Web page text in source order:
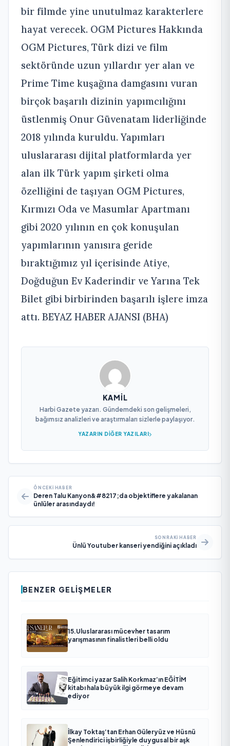
bir filmde yine unutulmaz karakterlere
hayat verecek. OGM Pictures Hakkında
OGM Pictures, Türk dizi ve film
sektöründe uzun yıllardır yer alan ve
Prime Time kuşağına damgasını vuran
birçok başarılı dizinin yapımcılığını
üstlenmiş Onur Güvenatam liderliğinde
2018 yılında kuruldu. Yapımları
uluslararası dijital platformlarda yer
alan ilk Türk yapım şirketi olma
özelliğini de taşıyan OGM Pictures,
Kırmızı Oda ve Masumlar Apartmanı
gibi 2020 yılının en çok konuşulan
yapımlarının yanısıra geride
bıraktığımız yıl içerisinde Atiye,
Doğduğun Ev Kaderindir ve Yarına Tek
Bilet gibi birbirinden başarılı işlere imza
attı. BEYAZ HABER AJANSI (BHA)
KAMIL
Harbi Gazete yazarı. Gündemdeki son gelişmeleri,
bağımsız analizleri ve araştırmaları sizlerle paylaşıyor.
YAZARIN DIĞER YAZILARI
ÖNCEKI HABER
Deren Talu Kanyon&#8217;da objektiflere yakalanan
ünlüler arasındaydı!
SONRAKI HABER
Ünlü Youtuber kanseri yendiğini açıkladı
BENZER GELIŞMELER
15.Uluslararası mücevher tasarım
yarışmasının finalistleri belli oldu
Eğitimci yazar Salih Korkmaz’ın EĞİTİM
kitabı hala büyük ilgi görmeye devam
ediyor
İlkay Toktaş’tan Erhan Güleryüz ve Hüsnü
Şenlendirici işbirliğiyle duygusal bir aşk